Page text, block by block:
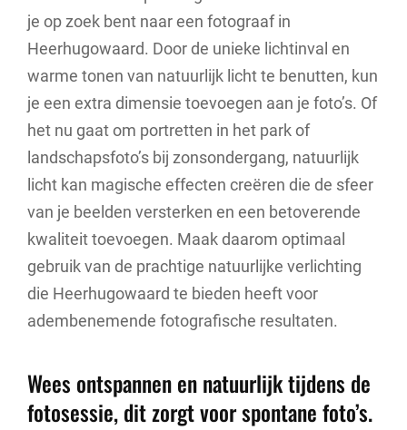
je op zoek bent naar een fotograaf in
Heerhugowaard. Door de unieke lichtinval en
warme tonen van natuurlijk licht te benutten, kun
je een extra dimensie toevoegen aan je foto’s. Of
het nu gaat om portretten in het park of
landschapsfoto’s bij zonsondergang, natuurlijk
licht kan magische effecten creëren die de sfeer
van je beelden versterken en een betoverende
kwaliteit toevoegen. Maak daarom optimaal
gebruik van de prachtige natuurlijke verlichting
die Heerhugowaard te bieden heeft voor
adembenemende fotografische resultaten.
Wees ontspannen en natuurlijk tijdens de
fotosessie, dit zorgt voor spontane foto’s.